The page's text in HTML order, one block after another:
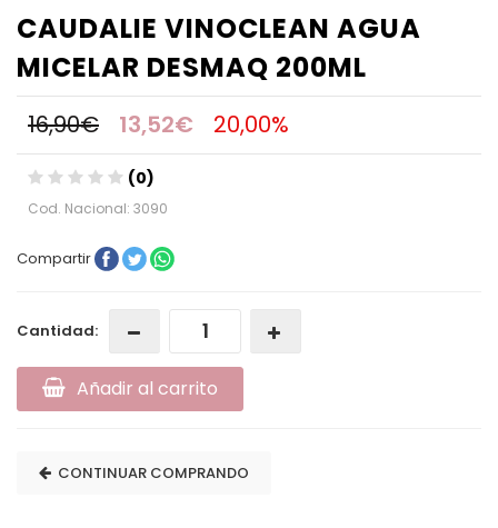
CAUDALIE VINOCLEAN AGUA
MICELAR DESMAQ 200ML
16,90€ 13,52€ 20,00%
(0)
Cod. Nacional: 3090
Compartir
Cantidad:
Añadir al carrito
CONTINUAR COMPRANDO